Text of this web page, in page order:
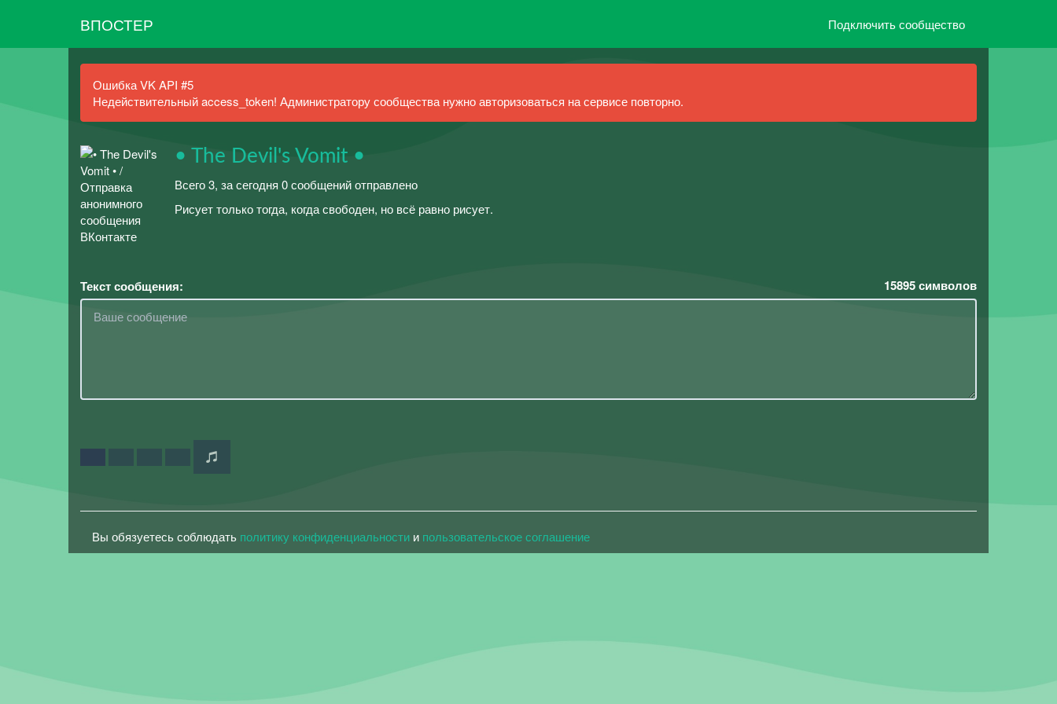
ВПОСТЕР Подключить сообщество
Ошибка VK API #5
Недействительный access_token! Администратору сообщества нужно авторизоваться на сервисе повторно.
• The Devil's Vomit •
Всего 3, за сегодня 0 сообщений отправлено
Рисует только тогда, когда свободен, но всё равно рисует.
Текст сообщения: 15895символов
Вы обязуетесь соблюдать политику конфиденциальности и пользовательское соглашение